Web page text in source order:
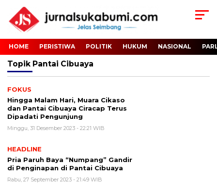
HOME PERISTIWA POLITIK HUKUM NASIONAL
Topik Pantai Cibuaya
FOKUS
Hingga Malam Hari, Muara Cikaso
dan Pantai Cibuaya Ciracap Terus
Dipadati Pengunjung
Minggu, 31 Desember 2023 - 22:21 WIB
HEADLINE
Pria Paruh Baya “Numpang” Gandir
di Penginapan di Pantai Cibuaya
Rabu, 27 September 2023 - 21:49 WIB